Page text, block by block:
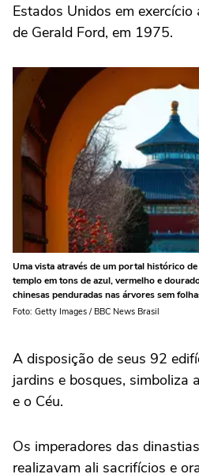
Estados Unidos em
de Gerald Ford, em 1975.
Uma vista através de um portal histórico
templo em tons de azul, vermelho e
chinesas penduradas nas árvores sem
Foto: Getty Images / BBC News Brasil
A disposição de seus 92
jardins e bosques, simboliza
e o Céu.
Os imperadores das
realizavam ali sacrifícios e